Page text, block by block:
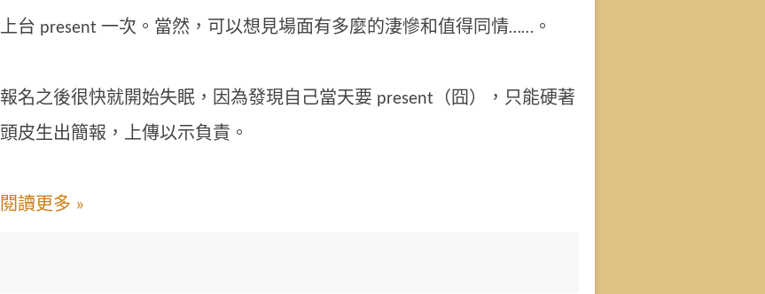
上台 present 一次。當然，可以想見場面有多麼的淒慘和值得同情……。
報名之後很快就開始失眠，因為發現自己當天要 present（囧），只能硬著
頭皮生出簡報，上傳以示負責。
閱讀更多 »